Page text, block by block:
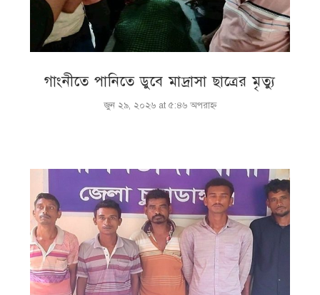
গাংনীতে পানিতে ডুবে মাদ্রাসা ছাত্রের মৃত্যু
জুন ২৯, ২০২৬ at ৫:৪৬ অপরাহ্ণ